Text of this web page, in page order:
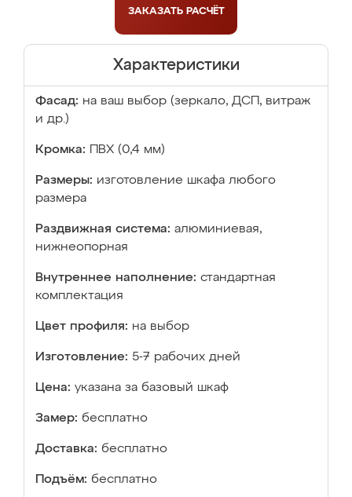
ЗАКАЗАТЬ РАСЧЁТ
Характеристики
Фасад: на ваш выбор (зеркало, ДСП, витраж
и др.)
Кромка: ПВХ (0,4 мм)
Размеры: изготовление шкафа любого
размера
Раздвижная система: алюминиевая,
нижнеопорная
Внутреннее наполнение: стандартная
комплектация
Цвет профиля: на выбор
Изготовление: 5-7 рабочих дней
Цена: указана за базовый шкаф
Замер: бесплатно
Доставка: бесплатно
Подъём: бесплатно